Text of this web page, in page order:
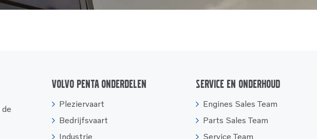
Volvo Penta onderdelen
Pleziervaart
Bedrijfsvaart
Industrie
Service en onderhoud
Engines Sales Team
Parts Sales Team
Service Team